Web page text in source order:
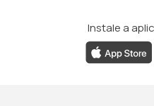
Instale a